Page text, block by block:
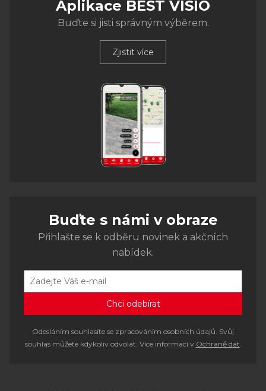
Aplikace BEST VISIO
Buďte si jisti správným výběrem.
Zjistit více
Buďte s námi v obraze
Přihlašte se k odběru novinek a akčních
nabídek.
Odesláním souhlasíte se zpracováním osobních údajů. Svůj
souhlas můžete kdykoliv odvolat. Více informací v Ochraně dat.